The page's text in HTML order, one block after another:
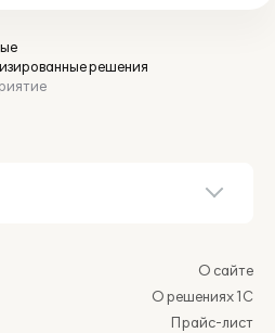
решения
О сайте
О решениях 1С
Прайс-лист